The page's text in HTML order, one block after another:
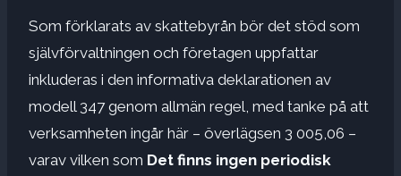
Som förklarats av skattebyrån bör det stöd som
självförvaltningen och företagen uppfattar
inkluderas i den informativa deklarationen av
modell 347 genom allmän regel, med tanke på att
verksamheten ingår här – överlägsen 3 005,06 –
varav vilken som Det finns ingen periodisk